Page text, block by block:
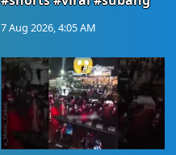
7 Aug 2026, 4:05 AM